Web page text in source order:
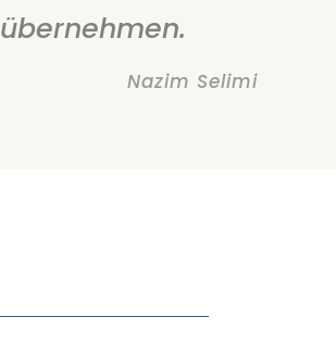
übernehmen.
Nazim Selimi